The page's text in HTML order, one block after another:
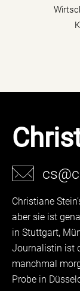
Christiane
aber sie ist
in Stuttgart,
Journalistin ist
manchmal
Probe in